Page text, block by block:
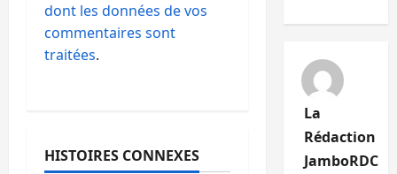
dont les données de vos
commentaires sont
traitées.
HISTOIRES CONNEXES
La
Rédaction
JamboRDC